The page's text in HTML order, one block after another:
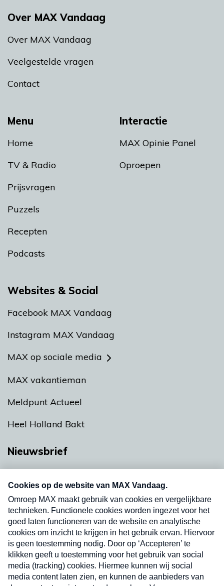
Menu
Home
TV & Radio
Prijsvragen
Puzzels
Recepten
Podcasts
Interactie
MAX Opinie Panel
Oproepen
Over MAX Vandaag
Over MAX Vandaag
Veelgestelde vragen
Contact
Websites & Social
Facebook MAX Vandaag
Instagram MAX Vandaag
MAX op sociale media
MAX vakantieman
Meldpunt Actueel
Heel Holland Bakt
Nieuwsbrief
nieuwsbrief. Elke vrijdag- en dinsdagochtend in
uw mailbox.
Verzend